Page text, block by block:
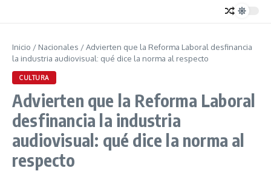
Inicio / Nacionales /Advierten que la Reforma Laboral desfinancia
la industria audiovisual: qué dice la norma al respecto
CULTURA
Advierten que la Reforma Laboral
desfinancia la industria
audiovisual: qué dice la norma al
respecto